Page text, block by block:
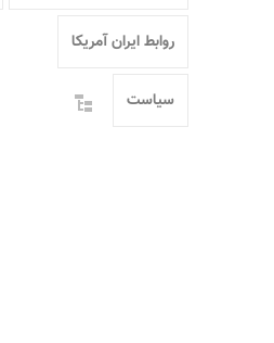
روابط ایران آمریکا
سیاست